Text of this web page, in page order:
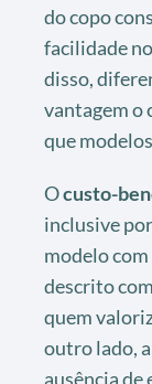
do copo
facilidade
disso,
vantagem o
que
Ocusto-
inclusive
modelo
descrito
quem
outro lado,
ausência de